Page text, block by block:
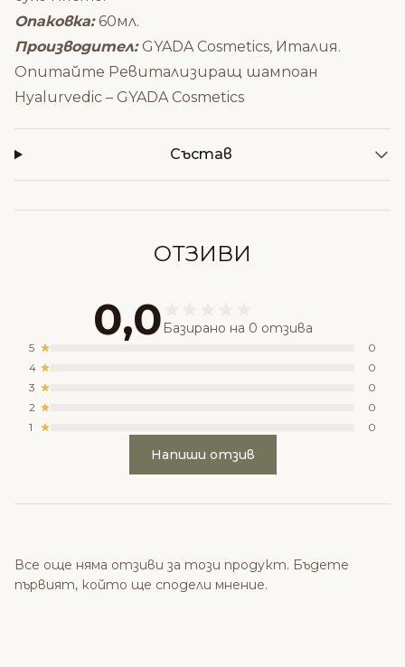
Опаковка:60мл.
Производител: GYADA Cosmetics, Италия.
Опитайте Ревитализиращ шампоан
Hyalurvedic – GYADA Cosmetics
Състав
ОТЗИВИ
0,0 Базирано на 0 отзива
5
0
4
0
3
0
2
0
1
0
Напиши отзив
Все още няма отзиви за този продукт. Бъдете
първият, който ще сподели мнение.